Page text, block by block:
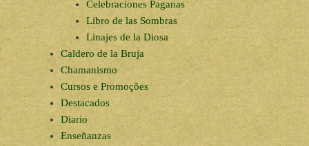
Celebraciones Paganas
Libro de las Sombras
Linajes de la Diosa
Caldero de la Bruja
Chamanismo
Cursos e Promoções
Destacados
Diario
Enseñanzas